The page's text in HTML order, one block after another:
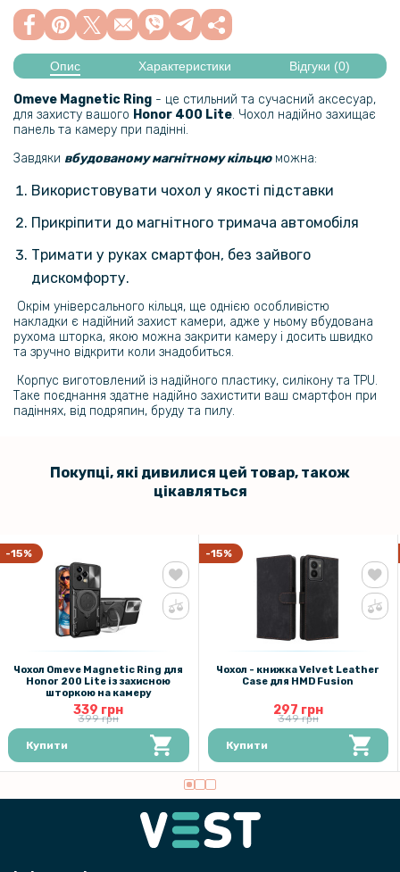
159 грн
199 грн
Протиударна гідрогелева плівка Hydrogel Film для Honor 400 Lite
на задню панель, Transparent
239 грн
299 грн
Гідрогелева плівка iNobi Matte для Honor 400 Lite на задню панель,
151 грн
Захисне скло Full Screen Tempered Glass для Honor 400 Lite
79 грн
99 грн
Захисне скло на камеру Tempered Glass 2.5D для Honor 400 Lite
199 грн
Опис Характеристики Відгуки (0)
Omeve Magnetic Ring - це стильний та сучасний аксесуар,
для захисту вашого Honor 400 Lite​. Чохол надійно захищає
панель та камеру при падінні.
Завдяки вбудованому магнітному кільцюможна:
Використовувати чохол у якості підставки
Прикріпити до магнітного тримача автомобіля
Тримати у руках смартфон, без зайвого
дискомфорту.
Окрім універсального кільця, ще однією особливістю
накладки є надійний захист камери, адже у ньому вбудована
рухома шторка, якою можна закрити камеру і досить швидко
та зручно відкрити коли знадобиться.
Корпус виготовлений із надійного пластику, силікону та TPU.
Таке поєднання здатне надійно захистити ваш смартфон при
падіннях, від подряпин, бруду та пилу.
Покупці, які дивилися цей товар, також
цікавляться
-15%
Чохол Omeve Magnetic Ring для
Honor 200 Lite​ із захисною
шторкою на камеру
339 грн
399 грн
Купити
-15%
Чохол - книжка Velvet Leather
Case для HMD Fusion​
297 грн
349 грн
Купити